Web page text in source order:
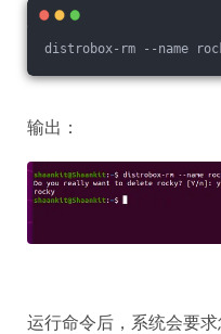
distrobox-rm --name
输出：
运行命令后，系统会要